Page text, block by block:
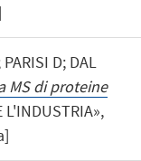
D; DAL
MS di proteine
L'INDUSTRIA»,